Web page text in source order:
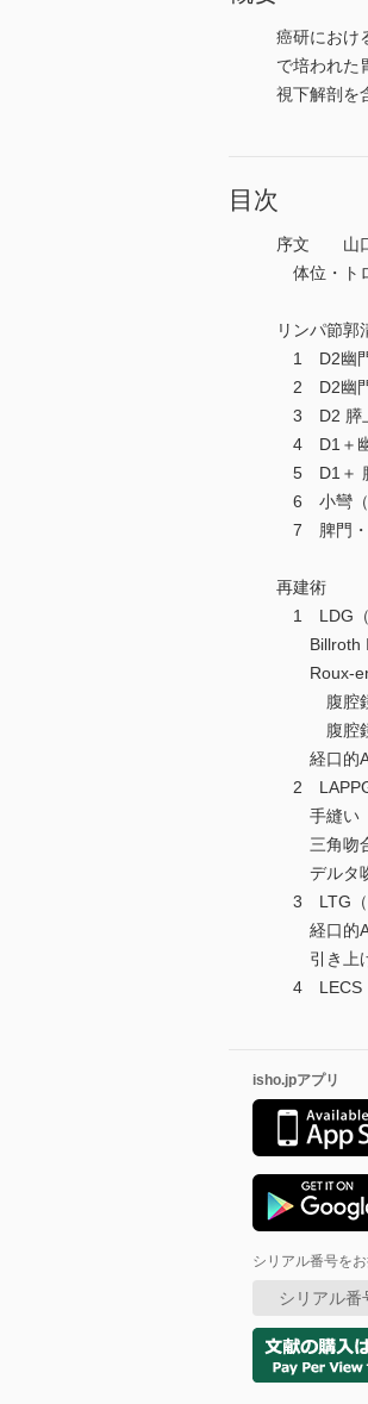
癌研におけ
で培われた
視下解剖を
目次
序文 山
体位・
リンパ節郭
1 D2幽
2 D2幽
3 D2 膵
4 D1＋
5 D1＋
6 小彎
7 脾門・
再建術
1 LDG（
Billroth
Roux-
腹腔鏡
腹腔鏡
経口的
2 LAPPG
手縫い
三角吻
デルタ
3 LTG（
経口的
引き上
4 LECS
isho.jpアプリ
シリアル番号を
シリアル番